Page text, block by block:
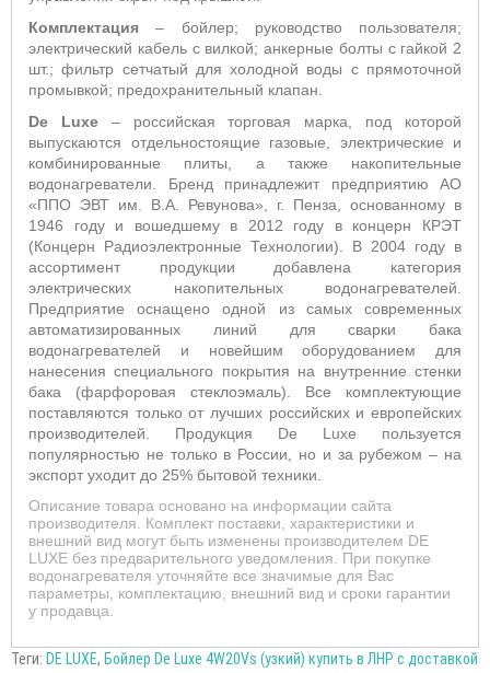
Комплектация – бойлер; руководство пользователя;
электрический кабель с вилкой; анкерные болты с гайкой 2
шт.; фильтр сетчатый для холодной воды с прямоточной
промывкой; предохранительный клапан.
De Luxe– российская торговая марка, под которой
выпускаются отдельностоящие газовые, электрические и
комбинированные плиты, а также накопительные
водонагреватели. Бренд принадлежит предприятию АО
«ППО ЭВТ им. В.А. Ревунова», г. Пенза, основанному в
1946 году и вошедшему в 2012 году в концерн КРЭТ
(Концерн Радиоэлектронные Технологии). В 2004 году в
ассортимент продукции добавлена категория
электрических накопительных водонагревателей.
Предприятие оснащено одной из самых современных
автоматизированных линий для сварки бака
водонагревателей и новейшим оборудованием для
нанесения специального покрытия на внутренние стенки
бака (фарфоровая стеклоэмаль). Все комплектующие
поставляются только от лучших российских и европейских
производителей. Продукция De Luxe пользуется
популярностью не только в России, но и за рубежом – на
экспорт уходит до 25% бытовой техники.
Описание товара основано на информации сайта
производителя. Комплект поставки, характеристики и
внешний вид могут быть изменены производителем DE
LUXE без предварительного уведомления. При покупке
водонагревателя уточняйте все значимые для Вас
параметры, комплектацию, внешний вид и сроки гарантии
у продавца.
Теги: DE LUXE, Бойлер De Luxe 4W20Vs (узкий) купить в ЛНР с доставкой